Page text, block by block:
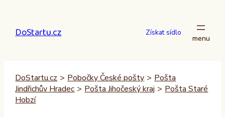
obsah
DoStartu.cz Získat sídlo
DoStartu.cz > Pobočky České pošty > Pošta
Jindřichův Hradec > Pošta Jihočeský kraj > Pošta Staré
Hobzí